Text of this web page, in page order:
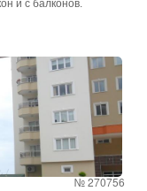
и с балконов.
№ 270756